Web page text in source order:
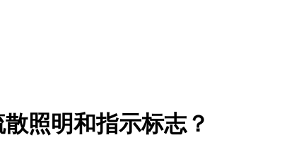
照明和指示标志？